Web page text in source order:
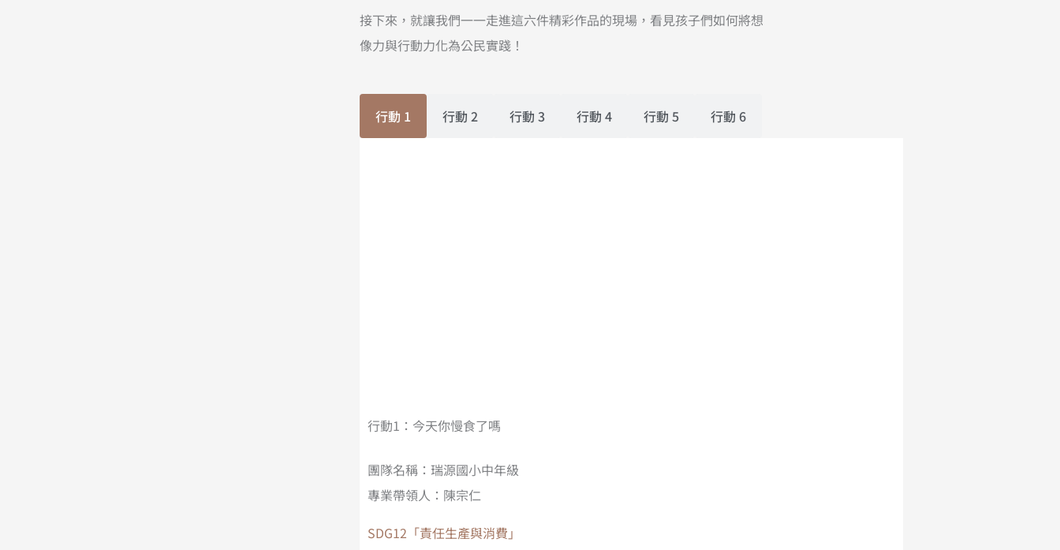
接下來，就讓我們一一走進這六件精彩作品的現場，看見孩子們如何將想
像力與行動力化為公民實踐！
行動 1 行動 2 行動 3 行動 4 行動 5 行動 6
行動1：今天你慢食了嗎
團隊名稱：瑞源國小中年級
專業帶領人：陳宗仁
SDG12「責任生產與消費」